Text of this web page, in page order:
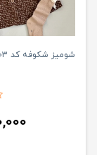
شومیز شکوفه کد ۲۵۰۳